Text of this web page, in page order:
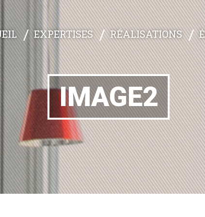
EXPERTISES RÉALISATIONS
IMAGE2